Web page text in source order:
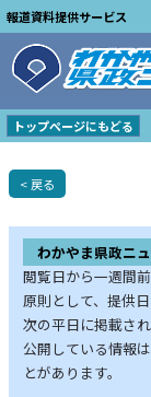
報道資料提供サービス
トップページにもどる
< 戻る
わかやま県政ニ
閲覧日から一週間
原則として、提供
次の平日に掲載され
公開している情報
とがあります。